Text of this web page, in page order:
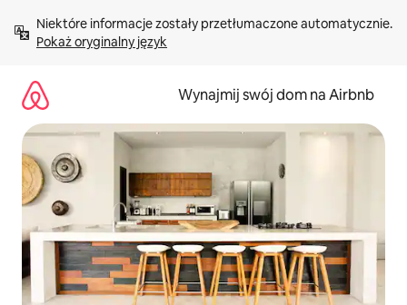
treści Pokaż oryginalny język
Wynajmij swój dom na Airbnb